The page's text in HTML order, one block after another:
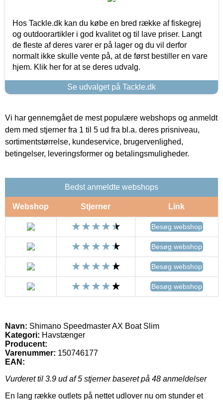
Hos Tackle.dk kan du købe en bred række af fiskegrej
og outdoorartikler i god kvalitet og til lave priser. Langt
de fleste af deres varer er på lager og du vil derfor
normalt ikke skulle vente på, at de først bestiller en vare
hjem. Klik her for at se deres udvalg.
Se udvalget på Tackle.dk
Vi har gennemgået de mest populære webshops og anmeldt
dem med stjerner fra 1 til 5 ud fra bl.a. deres prisniveau,
sortimentstørrelse, kundeservice, brugervenlighed,
betingelser, leveringsformer og betalingsmuligheder.
Bedst anmeldte webshops
Webshop Stjerner Link
Besøg webshop
Besøg webshop
Besøg webshop
Besøg webshop
Navn: Shimano Speedmaster AX Boat Slim
Kategori: Havstænger
Producent:
Varenummer: 150746177
EAN:
Vurderet til 3.9 ud af 5 stjerner baseret på 48 anmeldelser
En lang række outlets på nettet udlover nu om stunder et